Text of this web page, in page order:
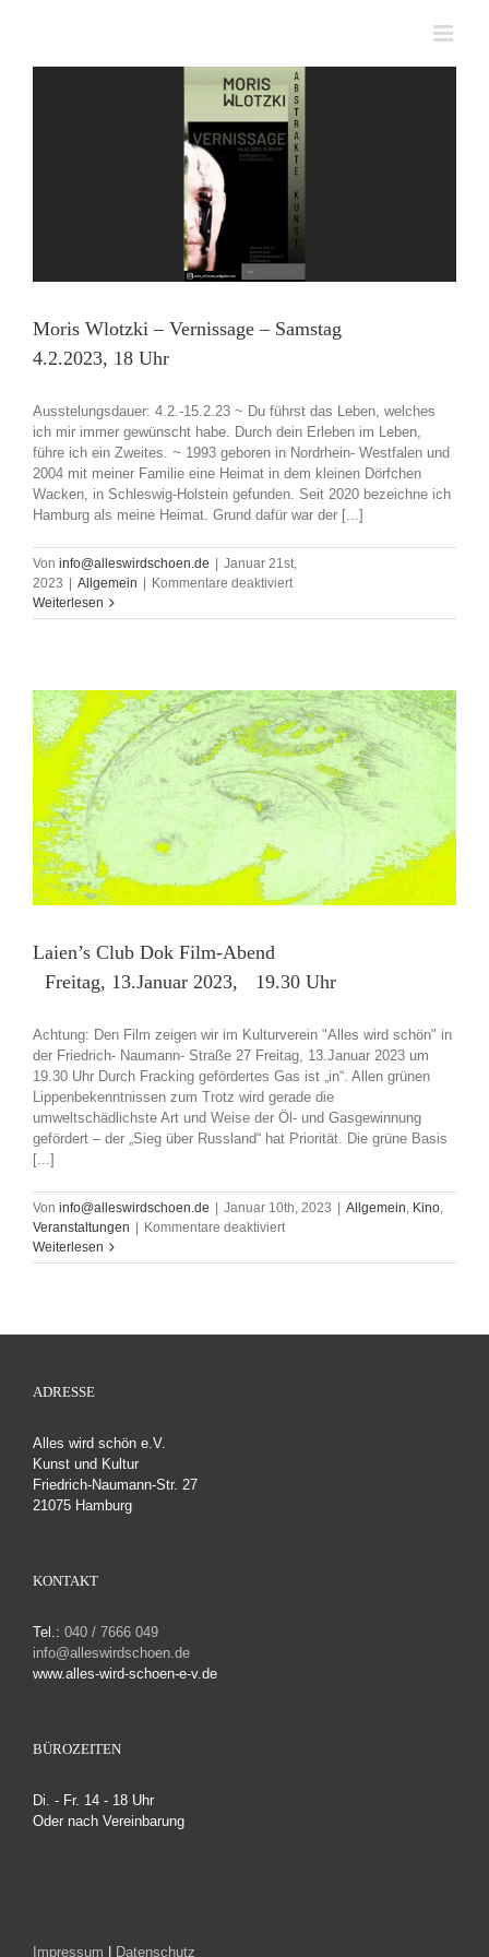
Moris Wlotzki – Vernissage – Samstag
4.2.2023, 18 Uhr
Ausstelungsdauer: 4.2.-15.2.23 ~ Du führst das Leben, welches
ich mir immer gewünscht habe. Durch dein Erleben im Leben,
führe ich ein Zweites. ~ 1993 geboren in Nordrhein- Westfalen und
2004 mit meiner Familie eine Heimat in dem kleinen Dörfchen
Wacken, in Schleswig-Holstein gefunden. Seit 2020 bezeichne ich
Hamburg als meine Heimat. Grund dafür war der [...]
Von info@alleswirdschoen.de
Januar 21st,
2023
Allgemein Kommentare deaktiviertfür
Wlotzki
Samstag
4.2.2023,
18
Uhr
Weiterlesen
Laien’s Club Dok Film-Abend
Freitag, 13.Januar 2023, 19.30 Uhr
Achtung: Den Film zeigen wir im Kulturverein "Alles wird schön" in
der Friedrich- Naumann- Straße 27 Freitag, 13.Januar 2023 um
19.30 Uhr Durch Fracking gefördertes Gas ist „in“. Allen grünen
Lippenbekenntnissen zum Trotz wird gerade die
umweltschädlichste Art und Weise der Öl- und Gasgewinnung
gefördert – der „Sieg über Russland“ hat Priorität. Die grüne Basis
[...]
Von info@alleswirdschoen.de Januar 10th, 2023 Allgemein, Kino,
Veranstaltungen
Kommentare deaktiviertfür
Club
Weiterlesen
ADRESSE
Alles wird schön e.V.
Kunst und Kultur
Friedrich-Naumann-Str. 27
21075 Hamburg
KONTAKT
Tel.: 040 / 7666 049
info@alleswirdschoen.de
www.alles-wird-schoen-e-v.de
BÜROZEITEN
Di. - Fr. 14 - 18 Uhr
Oder nach Vereinbarung
Impressum Datenschutz